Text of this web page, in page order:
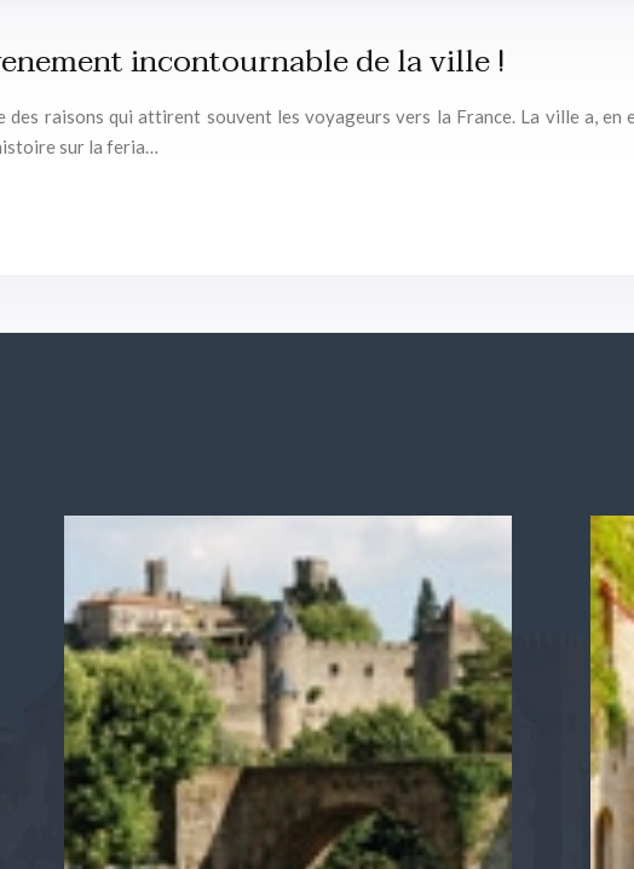
incontournable de la ville !
des raisons qui attirent souvent les voyageurs vers la France. La ville a,
sur la feria…